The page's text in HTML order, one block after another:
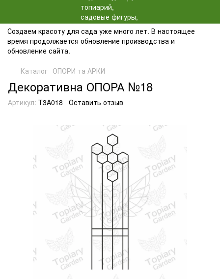
Создаем красоту для сада уже много лет. В настоящее
время продолжается обновление производства и
обновление сайта.
Каталог ОПОРИ та АРКИ
Декоративна ОПОРА №18
Артикул: T3A018 Оставить отзыв